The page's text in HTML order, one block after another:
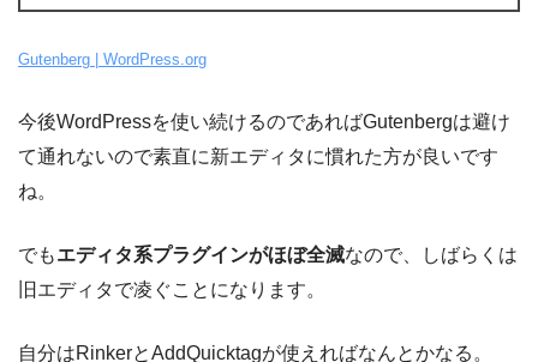
Gutenberg | WordPress.org
今後WordPressを使い続けるのであればGutenbergは避け
て通れないので素直に新エディタに慣れた方が良いです
ね。
でもエディタ系プラグインがほぼ全滅なので、しばらくは
旧エディタで凌ぐことになります。
自分はRinkerとAddQuicktagが使えればなんとかなる。